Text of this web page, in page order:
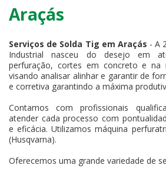
Araçás
Serviços de Solda Tig em Araçás - A
Industrial nasceu do desejo em
perfuração, cortes em concreto e na
visando analisar alinhar e garantir de
e corretiva garantindo a máxima
Contamos com profissionais
atender cada processo com
e eficácia. Utilizamos máquina
(Husqvarna).
Oferecemos uma grande variedade de